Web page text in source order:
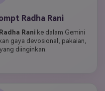
Radha Rani
Rani ke dalam Gemini
gaya devosional, pakaian,
diinginkan.